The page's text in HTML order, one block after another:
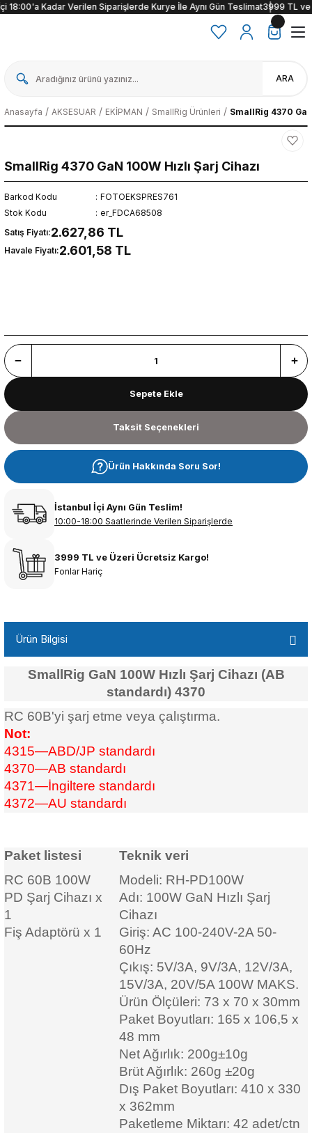
Kadar Verilen Siparişlerde Kurye İle Aynı Gün Teslimat3999 TL ve
ARA
Anasayfa AKSESUAR EKİPMAN SmallRig Ürünleri SmallRig 4370
SmallRig 4370 GaN 100W Hızlı Şarj Cihazı
Barkod Kodu
FOTOEKSPRES761
Stok Kodu
er_FDCA68508
Satış Fiyatı:2.627,86 TL
Havale Fiyatı:2.601,58 TL
Sepete Ekle
Taksit Seçenekleri
Ürün Hakkında Soru Sor!
İstanbul İçi Aynı Gün Teslim!
10:00-18:00 Saatlerinde Verilen Siparişlerde
3999 TL ve Üzeri Ücretsiz Kargo!
Fonlar Hariç
Ürün Bilgisi
SmallRig GaN 100W Hızlı Şarj Cihazı (AB
standardı) 4370
RC 60B'yi şarj etme veya çalıştırma.
Not:
4315—ABD/JP standardı
4370—AB standardı
4371—İngiltere standardı
4372—AU standardı
Paket listesi
RC 60B 100W
PD Şarj Cihazı x
1
Fiş Adaptörü x 1
Teknik veri
Modeli: RH-PD100W
Adı: 100W GaN Hızlı Şarj
Cihazı
Giriş: AC 100-240V-2A 50-
60Hz
Çıkış: 5V/3A, 9V/3A, 12V/3A,
15V/3A, 20V/5A 100W MAKS.
Ürün Ölçüleri: 73 x 70 x 30mm
Paket Boyutları: 165 x 106,5 x
48 mm
Net Ağırlık: 200g±10g
Brüt Ağırlık: 260g ±20g
Dış Paket Boyutları: 410 x 330
x 362mm
Paketleme Miktarı: 42 adet/ctn